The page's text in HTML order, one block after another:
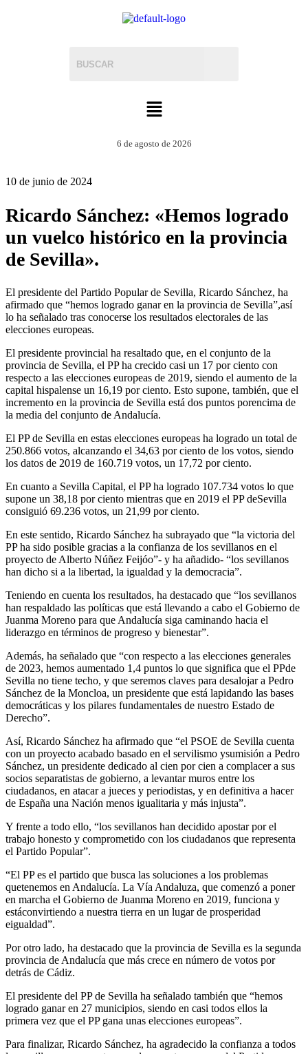
6 de agosto de 2026
10 de junio de 2024
Ricardo Sánchez: «Hemos logrado
un vuelco histórico en la provincia
de Sevilla».
El presidente del Partido Popular de Sevilla, Ricardo Sánchez, ha
afirmado que “hemos logrado ganar en la provincia de Sevilla”,así
lo ha señalado tras conocerse los resultados electorales de las
elecciones europeas.
El presidente provincial ha resaltado que, en el conjunto de la
provincia de Sevilla, el PP ha crecido casi un 17 por ciento con
respecto a las elecciones europeas de 2019, siendo el aumento de la
capital hispalense un 16,19 por ciento. Esto supone, también, que el
incremento en la provincia de Sevilla está dos puntos porencima de
la media del conjunto de Andalucía.
El PP de Sevilla en estas elecciones europeas ha logrado un total de
250.866 votos, alcanzando el 34,63 por ciento de los votos, siendo
los datos de 2019 de 160.719 votos, un 17,72 por ciento.
En cuanto a Sevilla Capital, el PP ha logrado 107.734 votos lo que
supone un 38,18 por ciento mientras que en 2019 el PP deSevilla
consiguió 69.236 votos, un 21,99 por ciento.
En este sentido, Ricardo Sánchez ha subrayado que “la victoria del
PP ha sido posible gracias a la confianza de los sevillanos en el
proyecto de Alberto Núñez Feijóo”- y ha añadido- “los sevillanos
han dicho si a la libertad, la igualdad y la democracia”.
Teniendo en cuenta los resultados, ha destacado que “los sevillanos
han respaldado las políticas que está llevando a cabo el Gobierno de
Juanma Moreno para que Andalucía siga caminando hacia el
liderazgo en términos de progreso y bienestar”.
Además, ha señalado que “con respecto a las elecciones generales
de 2023, hemos aumentado 1,4 puntos lo que significa que el PPde
Sevilla no tiene techo, y que seremos claves para desalojar a Pedro
Sánchez de la Moncloa, un presidente que está lapidando las bases
democráticas y los pilares fundamentales de nuestro Estado de
Derecho”.
Así, Ricardo Sánchez ha afirmado que “el PSOE de Sevilla cuenta
con un proyecto acabado basado en el servilismo ysumisión a Pedro
Sánchez, un presidente dedicado al cien por cien a complacer a sus
socios separatistas de gobierno, a levantar muros entre los
ciudadanos, en atacar a jueces y periodistas, y en definitiva a hacer
de España una Nación menos igualitaria y más injusta”.
Y frente a todo ello, “los sevillanos han decidido apostar por el
trabajo honesto y comprometido con los ciudadanos que representa
el Partido Popular”.
“El PP es el partido que busca las soluciones a los problemas
quetenemos en Andalucía. La Vía Andaluza, que comenzó a poner
en marcha el Gobierno de Juanma Moreno en 2019, funciona y
estáconvirtiendo a nuestra tierra en un lugar de prosperidad
eigualdad”.
Por otro lado, ha destacado que la provincia de Sevilla es la segunda
provincia de Andalucía que más crece en número de votos por
detrás de Cádiz.
El presidente del PP de Sevilla ha señalado también que “hemos
logrado ganar en 27 municipios, siendo en casi todos ellos la
primera vez que el PP gana unas elecciones europeas”.
Para finalizar, Ricardo Sánchez, ha agradecido la confianza a todos